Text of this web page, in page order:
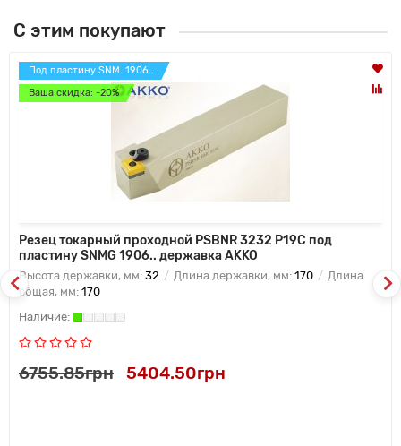
С этим покупают
Под пластину SNM. 1906..
Ваша скидка: -20%
Резец токарный проходной PSBNR 3232 P19C под
пластину SNMG 1906.. державка AKKO
Высота державки, мм: 32 Длина державки, мм: 170
Длина
общая, мм: 170
6755.85грн 5404.50грн